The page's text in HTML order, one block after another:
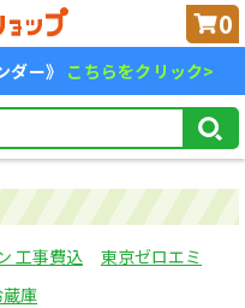
0
ダー》 こちらをクリック>
工事費込
東京ゼロエミ
庫